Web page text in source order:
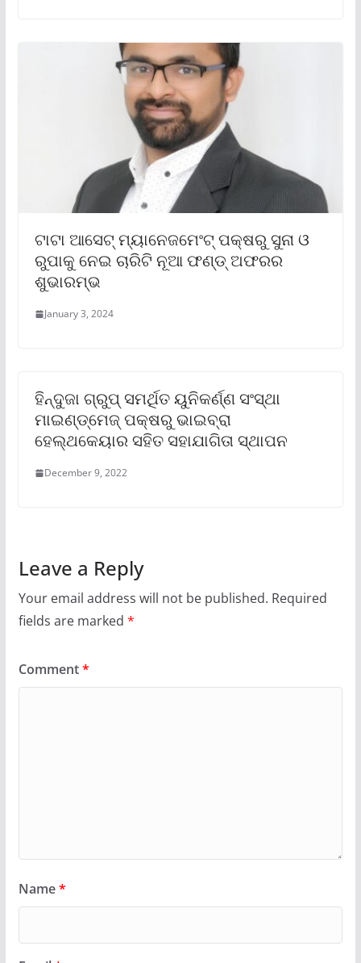
ଟାଟା ଆସେଟ୍ ମ୍ୟାନେଜମେଂଟ୍ ପକ୍ଷରୁ ସୁନା ଓ
ରୁପାକୁ ନେଇ ଚାରିଟି ନୂଆ ଫଣ୍ଡ୍ ଅଫରର
ଶୁଭାରମ୍ଭ
January 3, 2024
ହିନ୍ଦୁଜା ଗ୍ରୁପ୍ ସମର୍ଥିତ ୟୁନିକର୍ଣ୍ଣ ସଂସ୍ଥା
ମାଇଣ୍ଡ୍‌ମେଜ୍ ପକ୍ଷରୁ ଭାଇବ୍ରା
ହେଲ୍‌ଥକେୟାର ସହିତ ସହାଯାଗିତା ସ୍ଥାପନ
December 9, 2022
Leave a Reply
Your email address will not be published. Required
fields are marked *
Comment*
Name*